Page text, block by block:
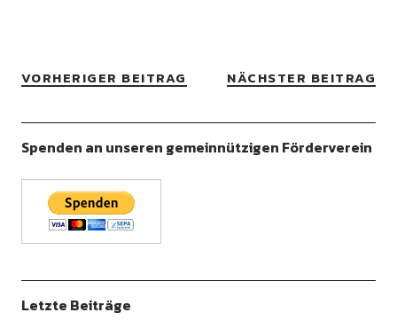
VORHERIGER BEITRAG NÄCHSTER BEITRAG
Spenden an unseren gemeinnützigen Förderverein
Letzte Beiträge